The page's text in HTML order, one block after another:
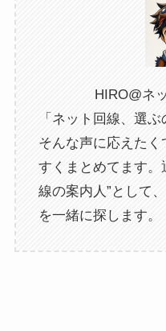
HIRO@ネ
「ネット回線、選
そんな声に応えた
すくまとめてます。
線の案内人”として
を一緒に探します。